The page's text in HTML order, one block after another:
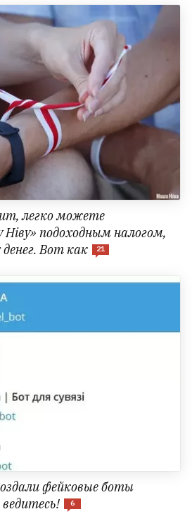
легко можете
подоходным налогом,
Вот как
21
фейковые боты
6